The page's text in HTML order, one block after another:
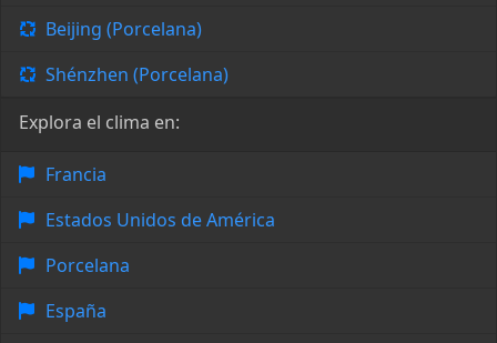
Beijing (Porcelana)
Shénzhen (Porcelana)
Explora el clima en:
Francia
Estados Unidos de América
Porcelana
España